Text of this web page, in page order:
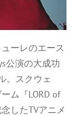
ーレのエース
公演の大成功
。スクウェ
ム『LORD of
したTVアニメ